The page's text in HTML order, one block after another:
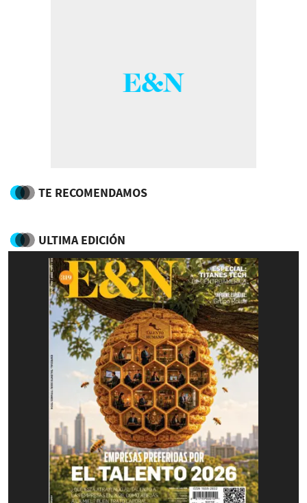
TE RECOMENDAMOS
ULTIMA EDICIÓN